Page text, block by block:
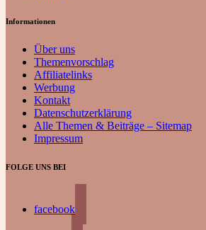
Informationen
Über uns
Themenvorschlag
Affiliatelinks
Werbung
Kontakt
Datenschutzerklärung
Alle Themen & Beiträge – Sitemap
Impressum
FOLGE UNS BEI
facebook